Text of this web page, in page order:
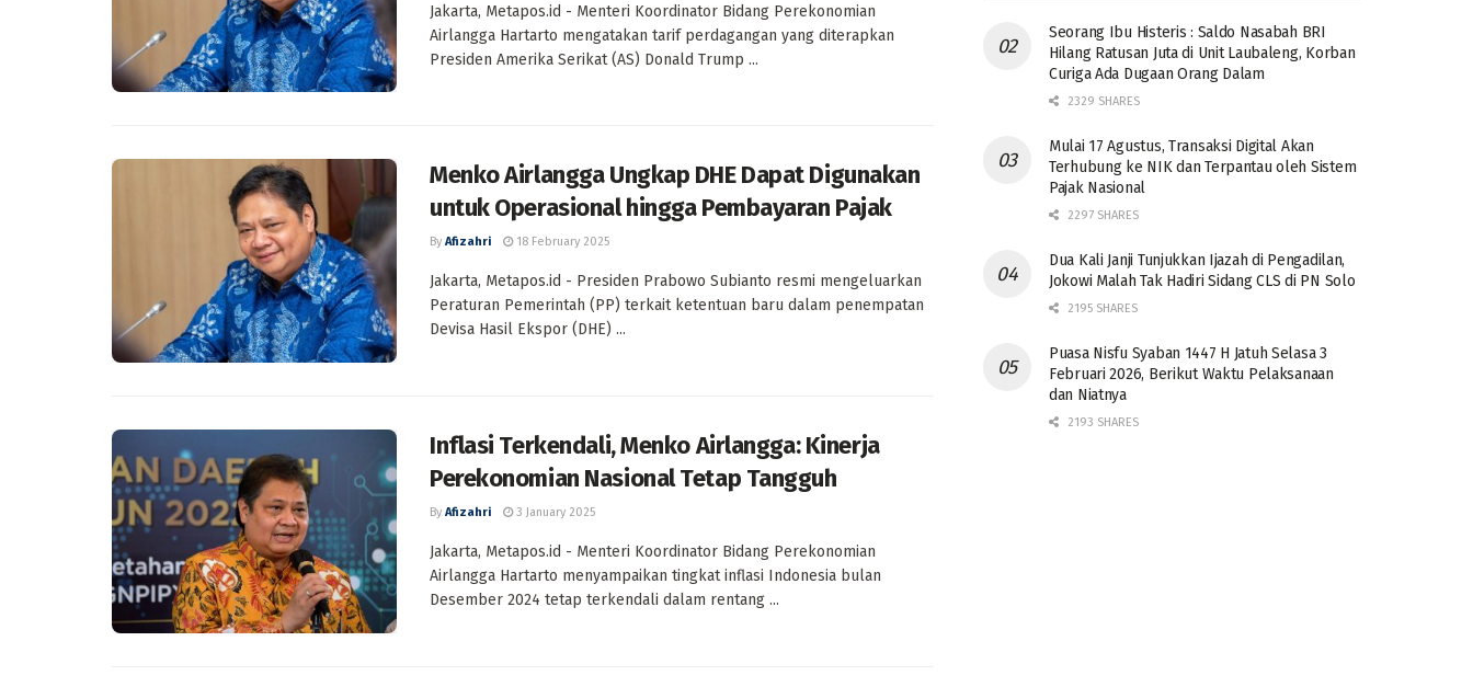
Jakarta, Metapos.id - Menteri Koordinator Bidang Perekonomian
Airlangga Hartarto mengatakan tarif perdagangan yang diterapkan
Presiden Amerika Serikat (AS) Donald Trump ...
Menko Airlangga Ungkap DHE Dapat Digunakan
untuk Operasional hingga Pembayaran Pajak
By Afizahri 18 February 2025
Jakarta, Metapos.id - Presiden Prabowo Subianto resmi mengeluarkan
Peraturan Pemerintah (PP) terkait ketentuan baru dalam penempatan
Devisa Hasil Ekspor (DHE) ...
Inflasi Terkendali, Menko Airlangga: Kinerja
Perekonomian Nasional Tetap Tangguh
By Afizahri 3 January 2025
Jakarta, Metapos.id - Menteri Koordinator Bidang Perekonomian
Airlangga Hartarto menyampaikan tingkat inflasi Indonesia bulan
Desember 2024 tetap terkendali dalam rentang ...
Seorang Ibu Histeris : Saldo Nasabah BRI
Hilang Ratusan Juta di Unit Laubaleng, Korban
Curiga Ada Dugaan Orang Dalam
2329 SHARES
Mulai 17 Agustus, Transaksi Digital Akan
Terhubung ke NIK dan Terpantau oleh Sistem
Pajak Nasional
2297 SHARES
Dua Kali Janji Tunjukkan Ijazah di Pengadilan,
Jokowi Malah Tak Hadiri Sidang CLS di PN Solo
2195 SHARES
Puasa Nisfu Syaban 1447 H Jatuh Selasa 3
Februari 2026, Berikut Waktu Pelaksanaan
dan Niatnya
2193 SHARES